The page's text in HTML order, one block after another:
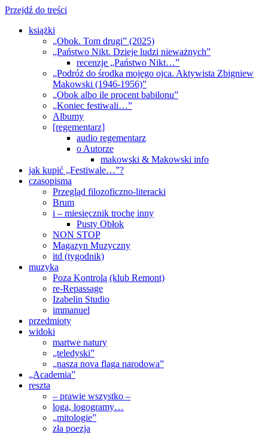
Przejdź do treści
książki
„Obok. Tom drugi” (2025)
„Państwo Nikt. Dzieje ludzi nieważnych”
recenzje „Państwo Nikt…”
„Podróż do środka mojego ojca. Aktywista Zbigniew
Makowski (1946-1956)”
„Obok albo ile procent babilonu”
„Koniec festiwali…”
Albumy
[regementarz]
audio regementarz
o Autorze
makowski & Makowski info
jak kupić „Festiwale…”?
czasopisma
Przegląd filozoficzno-literacki
Brum
i – miesięcznik trochę inny
Pusty Obłok
NON STOP
Magazyn Muzyczny
itd (tygodnik)
muzyka
Poza Kontrolą (klub Remont)
re-Repassage
Izabelin Studio
immanuel
przedmioty
widoki
martwe natury
„teledyski”
„nasza nova flaga narodowa”
„Academia”
reszta
– prawie wszystko –
loga, logogramy…
„mitologie”
zła poezja